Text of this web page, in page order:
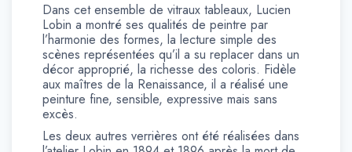
Dans cet ensemble de vitraux tableaux, Lucien
Lobin a montré ses qualités de peintre par
l’harmonie des formes, la lecture simple des
scènes représentées qu’il a su replacer dans un
décor approprié, la richesse des coloris. Fidèle
aux maîtres de la Renaissance, il a réalisé une
peinture fine, sensible, expressive mais sans
excès.
Les deux autres verrières ont été réalisées dans